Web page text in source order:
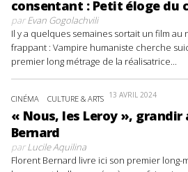
consentant : Petit éloge du
parEvan Gogolachvili
Il y a quelques semaines sortait un film
frappant : Vampire humaniste cherche
premier long métrage de la réalisatrice...
CINÉMA CULTURE & ARTS 13 AVRIL 2024
« Nous, les Leroy », grandir
Bernard
parLucile Aquilina
Florent Bernard livre ici son premier long-